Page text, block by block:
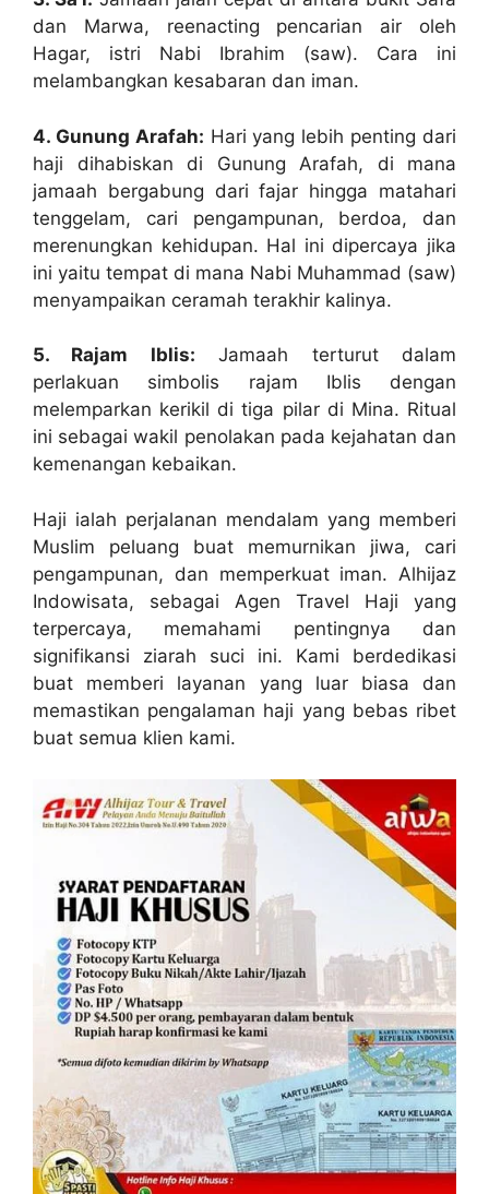
dan Marwa, reenacting pencarian air oleh
Hagar, istri Nabi Ibrahim (saw). Cara ini
melambangkan kesabaran dan iman.
4. Gunung Arafah: Hari yang lebih penting dari
haji dihabiskan di Gunung Arafah, di mana
jamaah bergabung dari fajar hingga matahari
tenggelam, cari pengampunan, berdoa, dan
merenungkan kehidupan. Hal ini dipercaya jika
ini yaitu tempat di mana Nabi Muhammad (saw)
menyampaikan ceramah terakhir kalinya.
5. Rajam Iblis: Jamaah terturut dalam
perlakuan simbolis rajam Iblis dengan
melemparkan kerikil di tiga pilar di Mina. Ritual
ini sebagai wakil penolakan pada kejahatan dan
kemenangan kebaikan.
Haji ialah perjalanan mendalam yang memberi
Muslim peluang buat memurnikan jiwa, cari
pengampunan, dan memperkuat iman. Alhijaz
Indowisata, sebagai Agen Travel Haji yang
terpercaya, memahami pentingnya dan
signifikansi ziarah suci ini. Kami berdedikasi
buat memberi layanan yang luar biasa dan
memastikan pengalaman haji yang bebas ribet
buat semua klien kami.